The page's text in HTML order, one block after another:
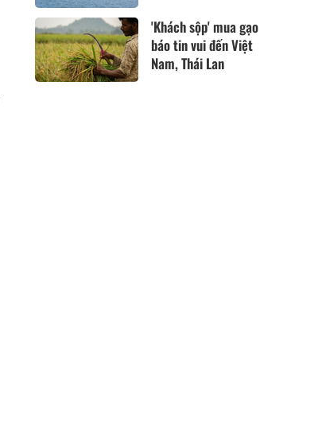
'Khách sộp' mua gạo
báo tin vui đến Việt
Nam, Thái Lan